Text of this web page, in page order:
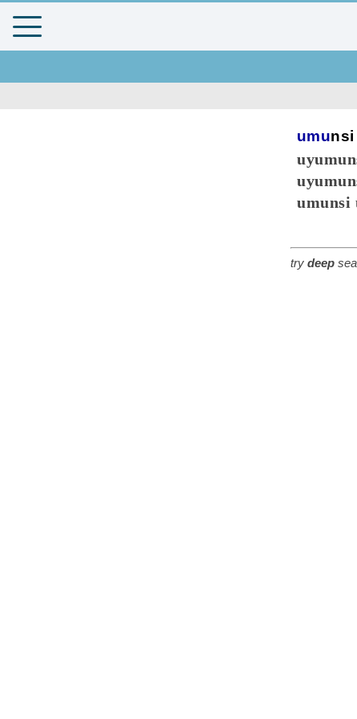
umunsi
umunsi
try deep